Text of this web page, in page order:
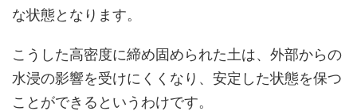
な状態となります。
こうした高密度に締め固められた土は、外部からの
水浸の影響を受けにくくなり、安定した状態を保つ
ことができるというわけです。